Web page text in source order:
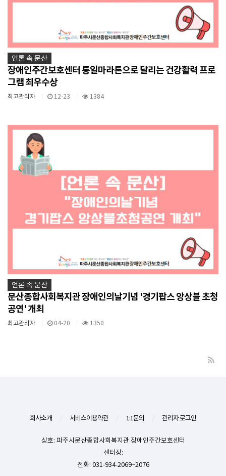
언론 속 문산
장애인주간보호센터 통일마라톤으로 달리는 건강활력 프로
그램 최우수상
최고관리자 12-23 1384
언론 속 문산
문산종합사회복지관 장애인의날기념 '경기팝스 앙상블 초청
공연' 개최
최고관리자 04-20 1350
회사소개 서비스이용약관 1:1문의 관리자 로그인
상호: 파주시문산종합사회복지관 장애인주간보호센터
센터장:
전화: 031-934-2069~2076